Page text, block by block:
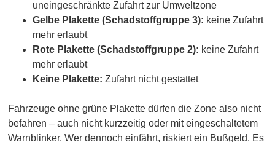
uneingeschränkte Zufahrt zur Umweltzone
Gelbe Plakette (Schadstoffgruppe 3): keine Zufahrt
mehr erlaubt
Rote Plakette (Schadstoffgruppe 2): keine Zufahrt
mehr erlaubt
Keine Plakette: Zufahrt nicht gestattet
Fahrzeuge ohne grüne Plakette dürfen die Zone also nicht
befahren – auch nicht kurzzeitig oder mit eingeschaltetem
Warnblinker. Wer dennoch einfährt, riskiert ein Bußgeld. Es